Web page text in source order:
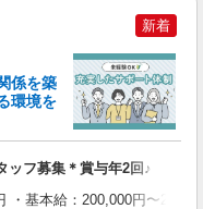
新着
係を築
環境を
ッフ募集＊賞与年2回♪
・基本給：200,000円〜